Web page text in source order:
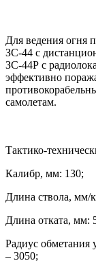
Для ведения огня
ЗС-44 с
ЗС-44Р с
эффективно
самолетам.
Тактико-
Калибр, мм: 130;
Длина ствола, мм/
Длина отката, мм:
Радиус обметания
– 3050;